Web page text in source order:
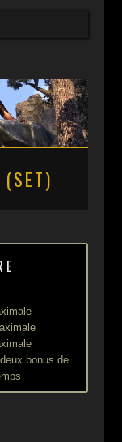
(SET)
bonus de